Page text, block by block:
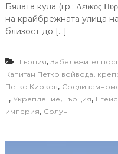
Бялата кула (гр.: Λευκός
на крайбрежната улица
близост до […]
Гърция,
Капитан Петко войвода,
Петко Кирков,
II, Укрепление, Гърция,
империя, Солун